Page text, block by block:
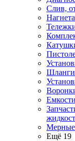
Слив,
Шланги
Мерные
Ещё 19